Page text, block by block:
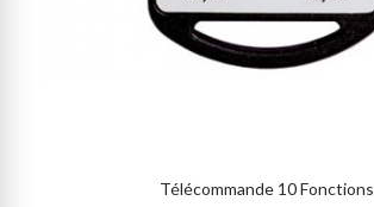
AJOUTER AU PANIER
Télécommande 10 Fonctions